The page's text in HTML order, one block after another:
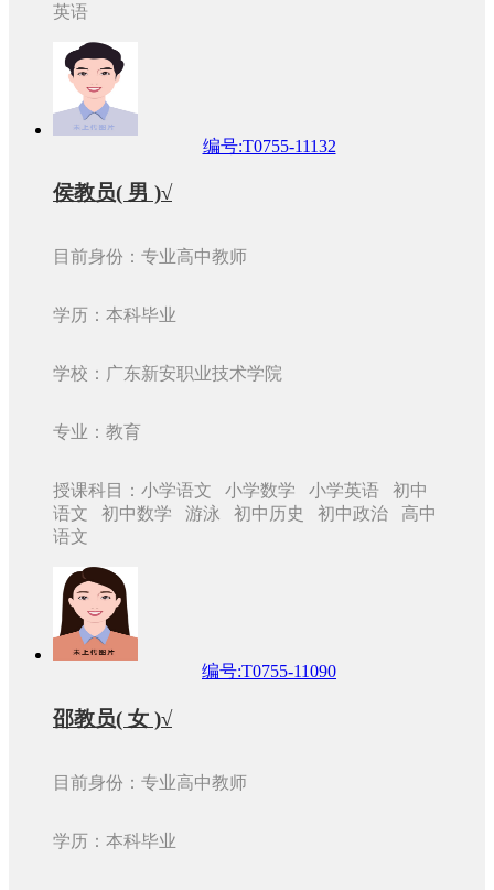
英语
编号:T0755-11132
侯教员( 男 )√
目前身份：专业高中教师
学历：本科毕业
学校：广东新安职业技术学院
专业：教育
授课科目：小学语文 小学数学 小学英语 初中
语文 初中数学 游泳 初中历史 初中政治 高中
语文
编号:T0755-11090
邵教员( 女 )√
目前身份：专业高中教师
学历：本科毕业